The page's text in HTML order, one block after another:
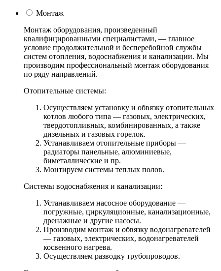
Монтаж
Монтаж оборудования, произведенный
квалифицированными специалистами, — главное
условие продолжительной и бесперебойной службы
систем отопления, водоснабжения и канализации. Мы
производим профессиональный монтаж оборудования
по ряду направлений.
Отопительные системы:
Осуществляем установку и обвязку отопительных
котлов любого типа — газовых, электрических,
твердотопливных, комбинированных, а также
дизельных и газовых горелок.
Устанавливаем отопительные приборы —
радиаторы панельные, алюминиевые,
биметаллические и пр.
Монтируем системы теплых полов.
Системы водоснабжения и канализации:
Устанавливаем насосное оборудование —
погружные, циркуляционные, канализационные,
дренажные и другие насосы.
Производим монтаж и обвязку водонагревателей
— газовых, электрических, водонагревателей
косвенного нагрева.
Осуществляем разводку трубопроводов.